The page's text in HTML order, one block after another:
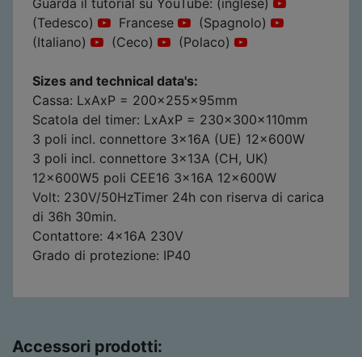
Guarda il tutorial su YouTube: (inglese)
(Tedesco)
Francese
(Spagnolo)
(Italiano)
(Ceco) (Polaco)
Sizes and technical data's:
Cassa: LxAxP = 200x255x95mm
Scatola del timer: LxAxP = 230x300x110mm
3 poli incl. connettore 3x16A (UE) 12x600W
3 poli incl. connettore 3x13A (CH, UK)
12x600W5 poli CEE16 3x16A 12x600W
Volt: 230V/50HzTimer 24h con riserva di carica
di 36h 30min.
Contattore: 4x16A 230V
Grado di protezione: IP40
Accessori prodotti: